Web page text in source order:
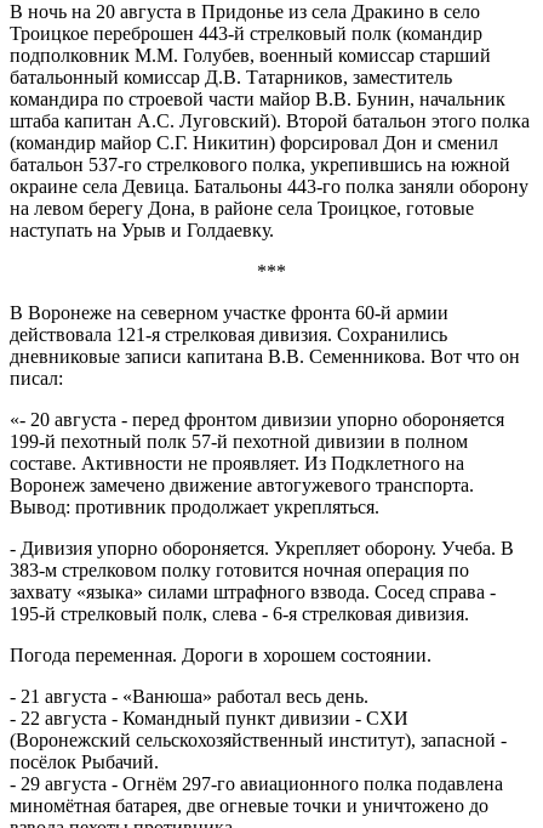
В ночь на 20 августа в Придонье из села Дракино в село
Троицкое переброшен 443-й стрелковый полк (командир
подполковник М.М. Голубев, военный комиссар старший
батальонный комиссар Д.В. Татарников, заместитель
командира по строевой части майор В.В. Бунин, начальник
штаба капитан А.С. Луговский). Второй батальон этого полка
(командир майор С.Г. Никитин) форсировал Дон и сменил
батальон 537-го стрелкового полка, укрепившись на южной
окраине села Девица. Батальоны 443-го полка заняли оборону
на левом берегу Дона, в районе села Троицкое, готовые
наступать на Урыв и Голдаевку.
***
В Воронеже на северном участке фронта 60-й армии
действовала 121-я стрелковая дивизия. Сохранились
дневниковые записи капитана В.В. Семенникова. Вот что он
писал:
«- 20 августа - перед фронтом дивизии упорно обороняется
199-й пехотный полк 57-й пехотной дивизии в полном
составе. Активности не проявляет. Из Подклетного на
Воронеж замечено движение автогужевого транспорта.
Вывод: противник продолжает укрепляться.
- Дивизия упорно обороняется. Укрепляет оборону. Учеба. В
383-м стрелковом полку готовится ночная операция по
захвату «языка» силами штрафного взвода. Сосед справа -
195-й стрелковый полк, слева - 6-я стрелковая дивизия.
Погода переменная. Дороги в хорошем состоянии.
- 21 августа - «Ванюша» работал весь день.
- 22 августа - Командный пункт дивизии - СХИ
(Воронежский сельскохозяйственный институт), запасной -
посёлок Рыбачий.
- 29 августа - Огнём 297-го авиационного полка подавлена
миномётная батарея, две огневые точки и уничтожено до